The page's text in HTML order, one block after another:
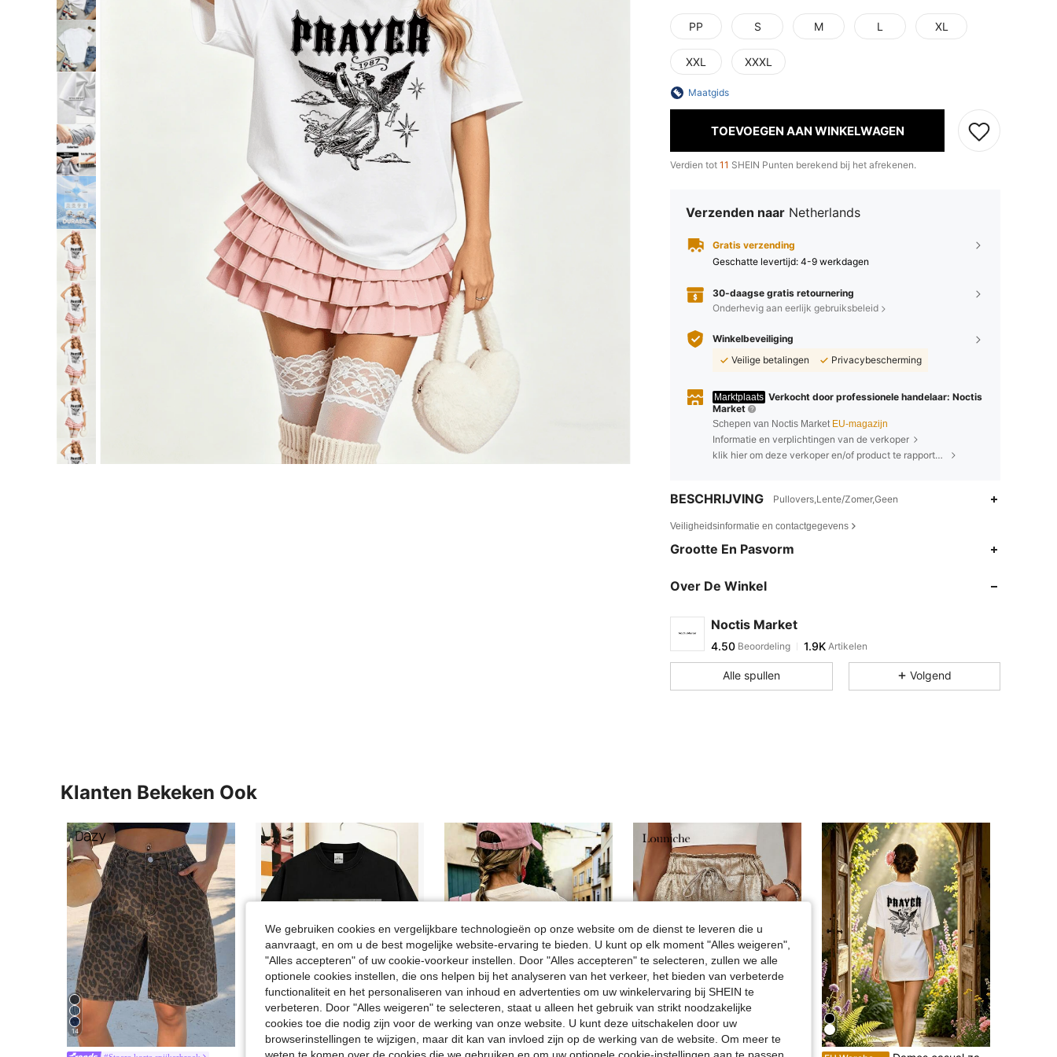
PP S M L XL
XXL XXXL
Maatgids
TOEVOEGEN AAN WINKELWAGEN
Verdien tot 11 SHEIN Punten berekend bij het afrekenen.
Verzenden naar Netherlands
Gratis verzending
Geschatte levertijd: 4-9 werkdagen
30-daagse gratis retournering
Onderhevig aan eerlijk gebruiksbeleid
Winkelbeveiliging
Veilige betalingen
Privacybescherming
Marktplaats Verkocht door professionele handelaar: Noctis
Market
Schepen van Noctis Market EU-magazijn
Informatie en verplichtingen van de verkoper
klik hier om deze verkoper en/of product te rapporteren.
BESCHRIJVING Pullovers,Lente/Zomer,Geen
Veiligheidsinformatie en contactgegevens
Grootte En Pasvorm
Over De Winkel
Noctis Market
4.50 Beoordeling 1.9K Artikelen
Alle spullen Volgend
Klanten Bekeken Ook
14
We gebruiken cookies en vergelijkbare technologieën op onze website om de dienst te leveren die u
aanvraagt, en om u de best mogelijke website-ervaring te bieden. U kunt op elk moment "Alles weigeren",
"Alles accepteren" of uw cookie-voorkeur instellen. Door "Alles accepteren" te selecteren, zullen we alle
optionele cookies instellen, die ons helpen bij het analyseren van het verkeer, het bieden van verbeterde
functionaliteit en het personaliseren van inhoud en advertenties om uw winkelervaring bij SHEIN te
verbeteren. Door "Alles weigeren" te selecteren, staat u alleen het gebruik van strikt noodzakelijke
cookies toe die nodig zijn voor de werking van onze website. U kunt deze uitschakelen door uw
browserinstellingen te wijzigen, maar dit kan van invloed zijn op de werking van de website. Om meer te